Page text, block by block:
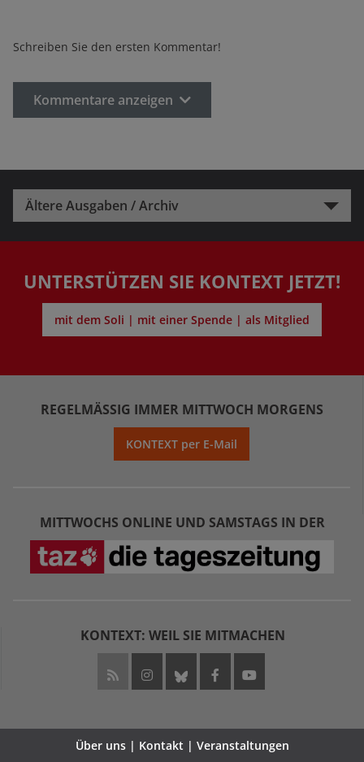
Schreiben Sie den ersten Kommentar!
Kommentare anzeigen
Ältere Ausgaben / Archiv
UNTERSTÜTZEN SIE KONTEXT JETZT!
mit dem Soli | mit einer Spende | als Mitglied
REGELMÄSSIG IMMER MITTWOCH MORGENS
KONTEXT per E-Mail
MITTWOCHS ONLINE UND SAMSTAGS IN DER
KONTEXT: WEIL SIE MITMACHEN
Über uns | Kontakt | Veranstaltungen